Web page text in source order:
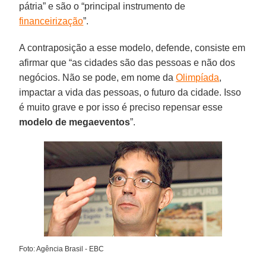
pátria” e são o “principal instrumento de
financeirização”.
A contraposição a esse modelo, defende, consiste em
afirmar que “as cidades são das pessoas e não dos
negócios. Não se pode, em nome daOlimpíada,
impactar a vida das pessoas, o futuro da cidade. Isso
é muito grave e por isso é preciso repensar esse
modelo de megaeventos”.
Foto: Agência Brasil - EBC